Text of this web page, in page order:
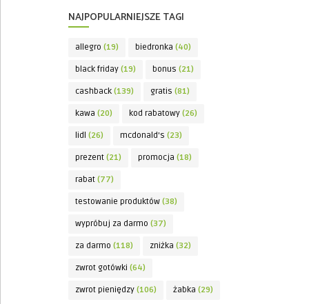
NAJPOPULARNIEJSZE TAGI
allegro (19) biedronka (40)
black friday (19) bonus (21)
cashback (139) gratis (81)
kawa (20) kod rabatowy (26)
lidl (26) mcdonald's (23)
prezent (21) promocja (18)
rabat (77)
testowanie produktów (38)
wypróbuj za darmo (37)
za darmo (118) zniżka (32)
zwrot gotówki (64)
zwrot pieniędzy (106) żabka (29)